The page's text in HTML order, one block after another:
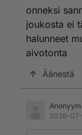
onneksi
joukosta ei
halunneet
aivotonta
Äänestä
2026-